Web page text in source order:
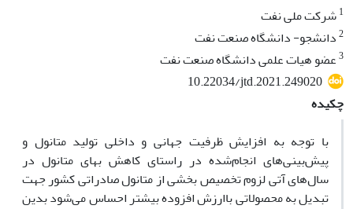
1شرکت ملی نفت
2دانشجو- دانشگاه صنعت نفت
3عضو هیات علمی دانشگاه صنعت نفت
10.22034/jtd.2021.249020
چکیده
با توجه به افزایش ظرفیت جهانی و داخلی تولید متانول و
پیش‌بینی‌های انجام‌شده در راستای کاهش بهای متانول در
سال‌های آتی لزوم تخصیص بخشی از متانول صادراتی کشور جهت
تبدیل به محصولاتی باارزش افزوده بیشتر احساس می‌شود بدین